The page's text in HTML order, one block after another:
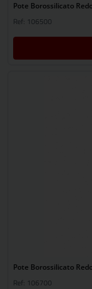
Pote Borossilicato
Ref: 106500
Pote Borossilicato
Ref: 106700